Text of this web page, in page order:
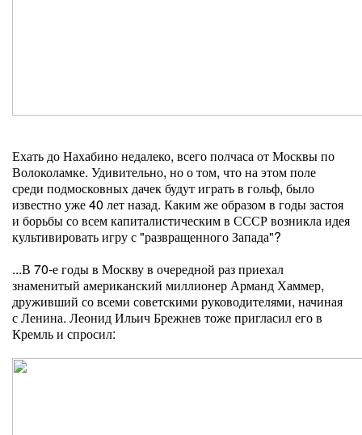
Ехать до Нахабино недалеко, всего полчаса от Москвы по
Волоколамке. Удивительно, но о том, что на этом поле
среди подмосковных дачек будут играть в гольф, было
известно уже 40 лет назад. Каким же образом в годы застоя
и борьбы со всем капиталистическим в СССР возникла идея
культивировать игру с "развращенного Запада"?
...В 70-е годы в Москву в очередной раз приехал
знаменитый американский миллионер Арманд Хаммер,
друживший со всеми советскими руководителями, начиная
с Ленина. Леонид Ильич Брежнев тоже пригласил его в
Кремль и спросил: